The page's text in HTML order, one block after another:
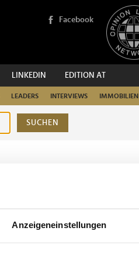
Anzeigeneinstellungen
Facebook
LINKEDIN EDITION AT
LEADERS INTERVIEWS IMMOBILIEN
SUCHEN